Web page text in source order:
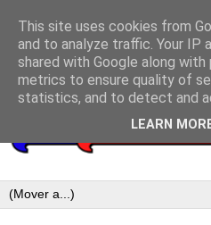
This site uses cookies from
and to analyze traffic. Your IP
shared with Google along
metrics to ensure quality of
statistics, and to detect and
LEARN